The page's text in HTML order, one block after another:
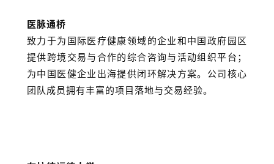
医脉通桥
致力于为国际医疗健康领域的企业和中国政府园区
提供跨境交易与合作的综合咨询与活动组织平台；
为中国医健企业出海提供闭环解决方案。公司核心
团队成员拥有丰富的项目落地与交易经验。